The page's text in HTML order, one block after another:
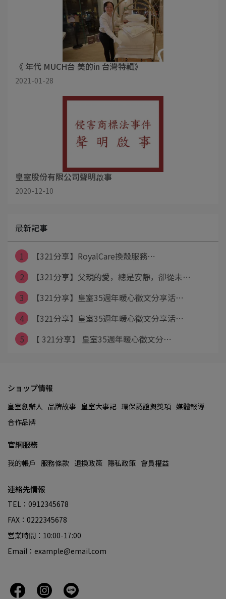
《 年代 MUCH台 美的in 台灣特輯》
2021-01-28
皇室股份有限公司聲明啟事
2020-12-10
最新記事
1
【321分享】RoyalCare換殼服務⋯
2
【321分享】父親的愛，總是安靜，卻從未⋯
3
【321分享】皇室35週年暖心徵文分享活⋯
4
【321分享】皇室35週年暖心徵文分享活⋯
5
【 321分享】 皇室35週年暖心徵文分⋯
ショップ情報
皇室創辦人 品牌故事 皇室大事記 環保認證與獎項 媒體報導
合作品牌
官網服務
我的帳戶 服務條款 退換政策 隱私政策 會員權益
連絡先情報
TEL：0912345678
FAX：0222345678
営業時間：10:00-17:00
Email：example@email.com